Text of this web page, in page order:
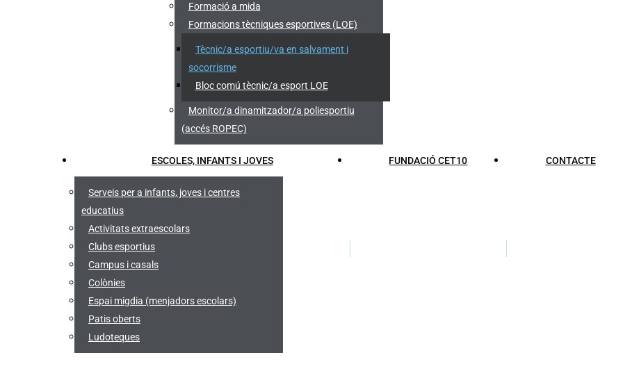
Formació a mida
Formacions tècniques esportives (LOE)
Tècnic/a esportiu/va en salvament i
socorrisme
Bloc comú tècnic/a esport LOE
Monitor/a dinamitzador/a poliesportiu
(accés ROPEC)
ESCOLES, INFANTS I JOVES
Serveis per a infants, joves i centres
educatius
Activitats extraescolars
Clubs esportius
Campus i casals
Colònies
Espai migdia (menjadors escolars)
Patis oberts
Ludoteques
FUNDACIÓ CET10 CONTACTE